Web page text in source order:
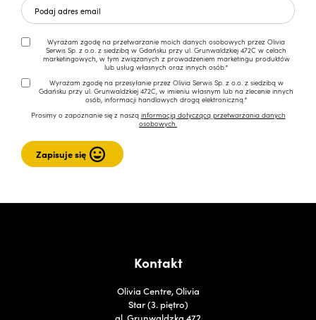
Wyrażam zgodę na przetwarzanie moich danych osobowych przez Olivia
Serwis Sp. z o.o. z siedzibą w Gdańsku przy ul. Grunwaldzkiej 472C w celach
marketingowych, w tym związanych z prowadzeniem marketingu produktów
lub usług własnych oraz innych osób.*
Wyrażam zgodę na przesyłanie przez Olivia Serwis Sp. z o.o. z siedzibą w
Gdańsku przy ul. Grunwaldzkiej 472C, w imieniu własnym lub na zlecenie innych
osób, informacji handlowych drogą elektroniczną.*
Prosimy o zapoznanie się z naszą informacją dotyczącą przetwarzania danych
osobowych.
Kontakt
Olivia Centre, Olivia
Star (3. piętro)